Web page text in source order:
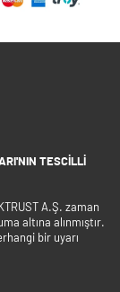
TESCILLI
A.Ş. zaman
altına alınmıştır.
bir uyarı